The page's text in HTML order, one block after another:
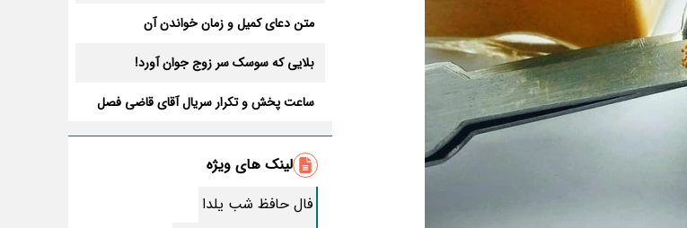
متن دعای کمیل و زمان خواندن آن
بلایی که سوسک سر زوج جوان آورد!
ساعت پخش و تکرار سریال آقای قاضی فصل
طرز تهیه سالاد ماکارونی خانگی خوشمزه و
لذیذ + آموزش تصویری
طرز تهیه پاستا با سس آلفردو و مرغ فوری +
آموزش تصویری پنه
لینک های ویژه
فال حافظ شب یلدا